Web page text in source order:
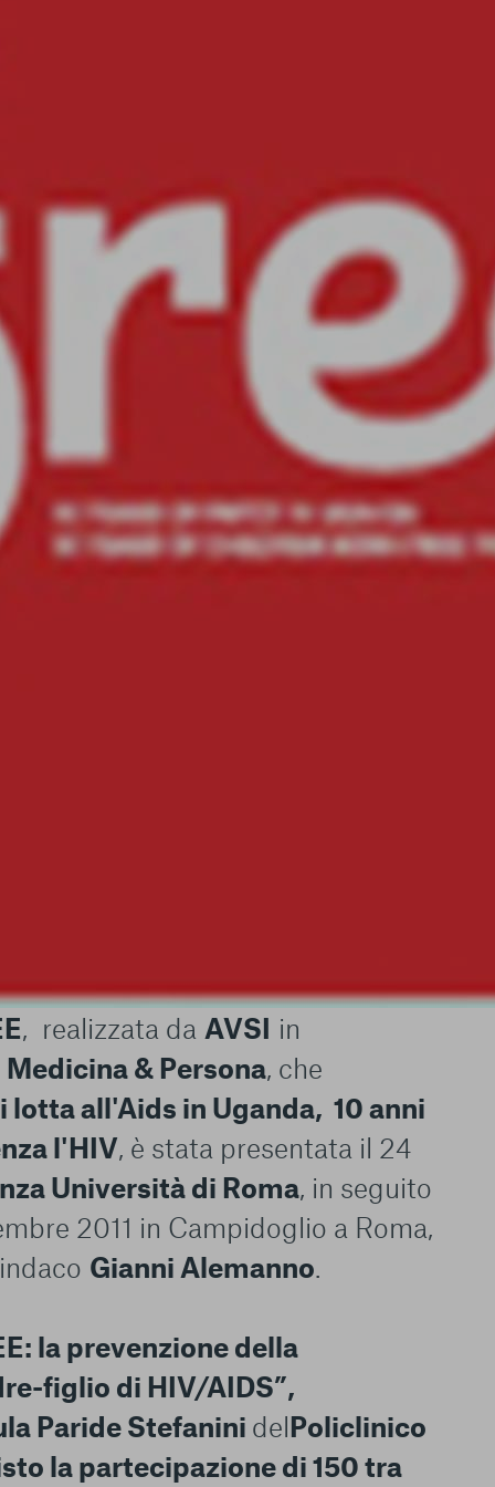
del funzionamento
l’esperienza di
i nostri
per mostrare
Web e le app di
salvo i Cookie
È importante tenere
sulla
scelte”, la
selezionata
tutti i cookie. Per
Consenti tutti
, realizzata da AVSI in
Medicina & Persona, che
lotta all'Aids in Uganda, 10 anni
l'HIV, è stata presentata il 24
Università di Roma, in seguito
2011 in Campidoglio a Roma,
Gianni Alemanno.
la prevenzione della
figlio di HIV/AIDS”,
Paride Stefanini delPoliclinico
la partecipazione di 150 tra